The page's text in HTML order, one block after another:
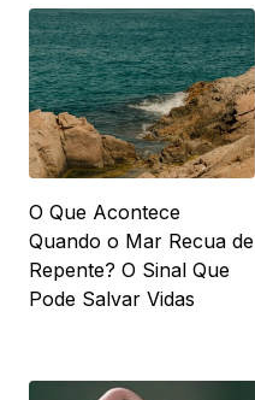
O Que Acontece
Quando o Mar Recua de
Repente? O Sinal Que
Pode Salvar Vidas